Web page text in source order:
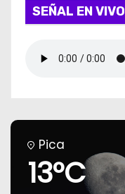
SEÑAL EN VIVO
Pica
13°C